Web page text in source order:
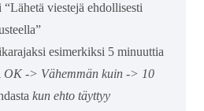
viestejä ehdollisesti
esimerkiksi 5 minuuttia
OK -> Vähemmän kuin -> 10
kun ehto täyttyy